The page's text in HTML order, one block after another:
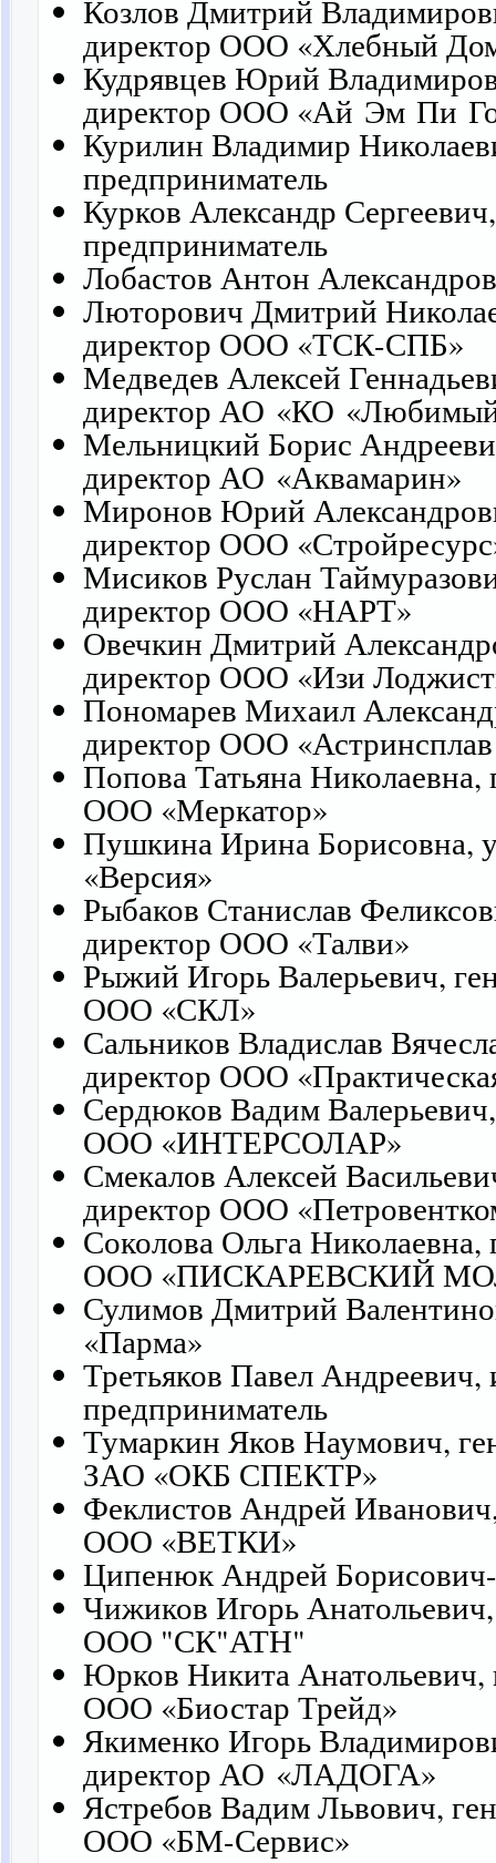
Козлов Дмитрий
директор ООО «Хлебный
Кудрявцев Юрий
директор ООО «Ай Эм Пи
Курилин Владимир
предприниматель
Курков Александр
предприниматель
Лобастов Антон
Люторович Дмитрий
директор ООО «ТСК-СПБ»
Медведев Алексей
директор АО «КО
Мельницкий Борис
директор АО «Аквамарин»
Миронов Юрий
директор ООО
Мисиков Руслан
директор ООО «НАРТ»
Овечкин Дмитрий
директор ООО «Изи
Пономарев Михаил
директор ООО
Попова Татьяна Николаевна,
ООО «Меркатор»
Пушкина Ирина Борисовна,
«Версия»
Рыбаков Станислав
директор ООО «Талви»
Рыжий Игорь Валерьевич,
ООО «СКЛ»
Сальников Владислав
директор ООО
Сердюков Вадим
ООО «ИНТЕРСОЛАР»
Смекалов Алексей
директор ООО
Соколова Ольга Николаевна,
ООО «ПИСКАРЕВСКИЙ
Сулимов Дмитрий
«Парма»
Третьяков Павел
предприниматель
Тумаркин Яков Наумович,
ЗАО «ОКБ СПЕКТР»
Феклистов Андрей
ООО «ВЕТКИ»
Ципенюк Андрей
Чижиков Игорь
ООО "СК"АТН"
Юрков Никита Анатольевич,
ООО «Биостар Трейд»
Якименко Игорь
директор АО «ЛАДОГА»
Ястребов Вадим Львович,
ООО «БМ-Сервис»